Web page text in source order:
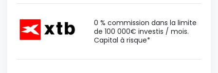
0 % commission dans la limite
de 100 000€ investis / mois.
Capital à risque*